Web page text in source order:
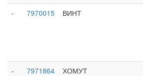
-
7970015 ВИНТ
-
7971864 ХОМУТ